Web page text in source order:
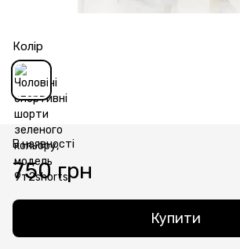
Колір
В наявності
750 грн
Купити